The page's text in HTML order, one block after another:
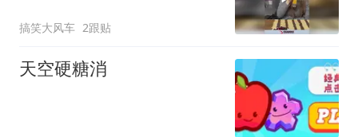
搞笑大风车 2跟贴
天空硬糖消